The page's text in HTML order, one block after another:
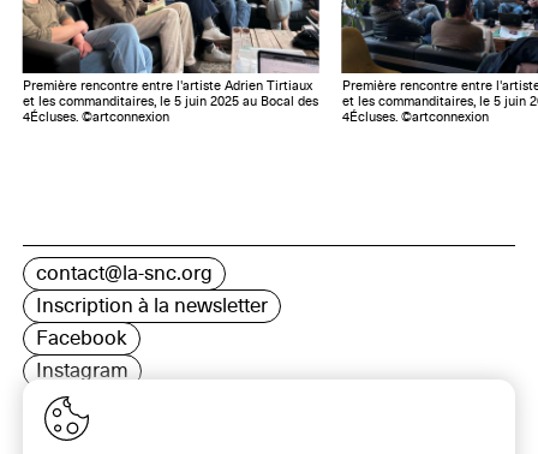
Première rencontre entre l'artiste Adrien Tirtiaux
et les commanditaires, le 5 juin 2025 au Bocal des
4Écluses. ©artconnexion
Première rencontre entre
et les commanditaires, le 5 juin
4Écluses. ©artconnexion
contact@la-snc.org
Inscription à la newsletter
Facebook
Instagram
LinkedIn